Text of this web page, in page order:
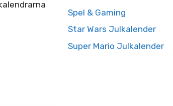
Spel & Gaming
Star Wars Julkalender
Super Mario Julkalender